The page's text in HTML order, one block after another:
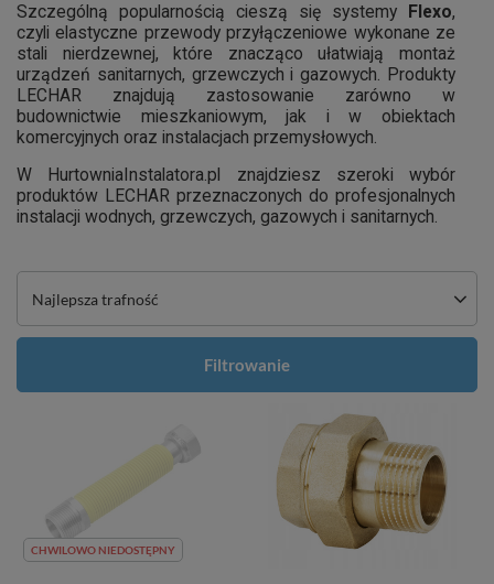
Szczególną popularnością cieszą się systemy Flexo,
czyli elastyczne przewody przyłączeniowe wykonane ze
stali nierdzewnej, które znacząco ułatwiają montaż
urządzeń sanitarnych, grzewczych i gazowych. Produkty
LECHAR znajdują zastosowanie zarówno w
budownictwie mieszkaniowym, jak i w obiektach
komercyjnych oraz instalacjach przemysłowych.
W HurtowniaInstalatora.pl znajdziesz szeroki wybór
produktów LECHAR przeznaczonych do profesjonalnych
instalacji wodnych, grzewczych, gazowych i sanitarnych.
Zmień sortowanie
Najlepsza trafność
Filtrowanie
CHWILOWO NIEDOSTĘPNY